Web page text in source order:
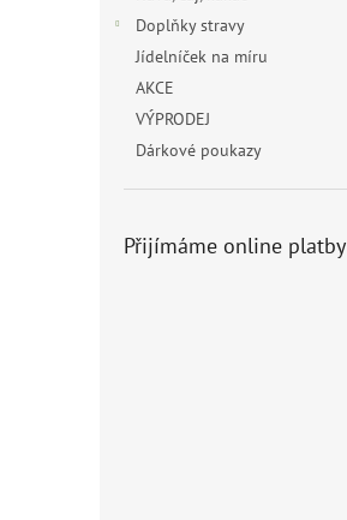
Doplňky stravy
Jídelníček na míru
AKCE
VÝPRODEJ
Dárkové poukazy
Přijímáme online platby